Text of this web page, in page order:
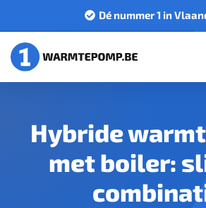
Dé nummer 1 in
Hybride
met boiler: